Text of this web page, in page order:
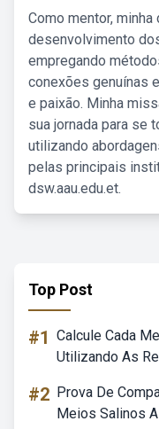
Como mentor,
desenvolvimento
empregando
conexões genuínas
e paixão. Minha
sua jornada para se
utilizando
pelas principais
dsw.aau.edu.et.
Top Post
#1 Calcule Cada
Utilizando As
#2 Prova De
Meios Salinos